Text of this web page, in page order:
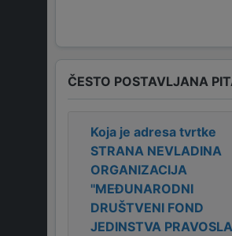
ČESTO POSTAVLJANA
Koja je adresa tvrtke
STRANA NEVLADINA
ORGANIZACIJA
''MEĐUNARODNI
DRUŠTVENI FOND
JEDINSTVA